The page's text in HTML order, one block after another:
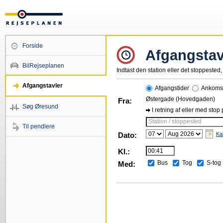
Forside
BilRejseplanen
Afgangstavler
Søg Øresund
Til pendlere
Indtast den station eller det
Afgangstider
Fra:
Østergade (Hovedgaden)
I retning af eller med stop
Station / stoppested
Dato:
Kl.:
Med:
Bus Tog S-tog